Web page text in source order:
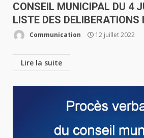
CONSEIL MUNICIPAL DU 4
LISTE DES DELIBERATIONS
Communication 12 juillet 2022
Lire la suite